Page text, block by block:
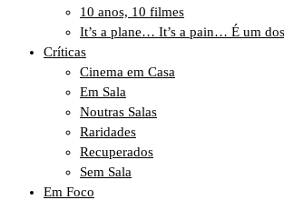
10 anos, 10 filmes
It’s a plane… It’s a pain… É um
Críticas
Cinema em Casa
Em Sala
Noutras Salas
Raridades
Recuperados
Sem Sala
Em Foco